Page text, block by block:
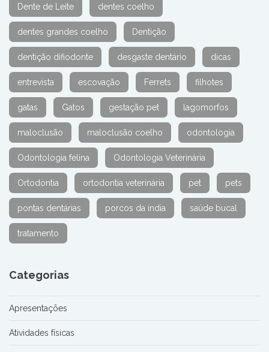
Dente de Leite dentes coelho
dentes grandes coelho Dentição
dentição difiodonte desgaste dentário dicas
entrevista escovação Ferrets filhotes
gatas Gatos gestação pet lagomorfos
maloclusão maloclusão coelho odontologia
Odontologia felina Odontologia Veterinária
Ortodontia ortodontia veterinária pet pets
pontas dentárias porcos da índia saúde bucal
tratamento
Categorias
Apresentações
Atividades físicas